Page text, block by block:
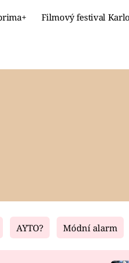
Filmový festival
Living
AYTO? Módní alarm